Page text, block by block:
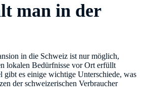
man in der
in die Schweiz ist nur möglich,
lokalen Bedürfnisse vor Ort erfüllt
gibt es einige wichtige Unterschiede, was
der schweizerischen Verbraucher